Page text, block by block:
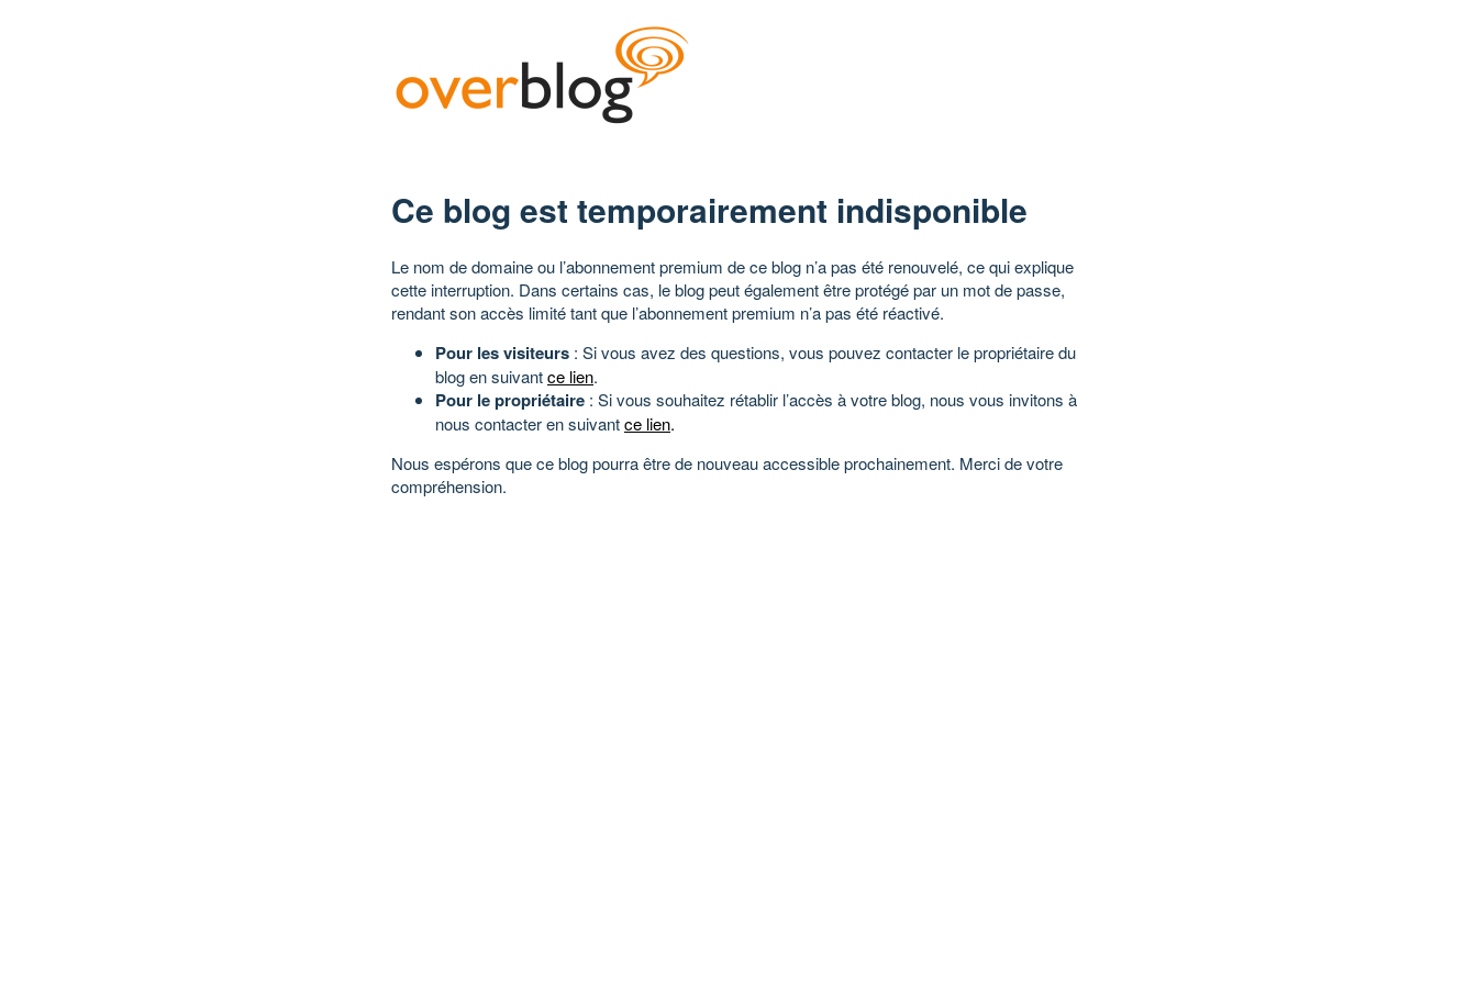
Ce blog est temporairement indisponible
Le nom de domaine ou l’abonnement premium de ce blog n’a pas été renouvelé, ce qui explique
cette interruption. Dans certains cas, le blog peut également être protégé par un mot de passe,
rendant son accès limité tant que l’abonnement premium n’a pas été réactivé.
Pour les visiteurs : Si vous avez des questions, vous pouvez contacter le propriétaire du
blog en suivantce lien.
Pour le propriétaire : Si vous souhaitez rétablir l’accès à votre blog, nous vous invitons à
nous contacter en suivantce lien.
Nous espérons que ce blog pourra être de nouveau accessible prochainement. Merci de votre
compréhension.